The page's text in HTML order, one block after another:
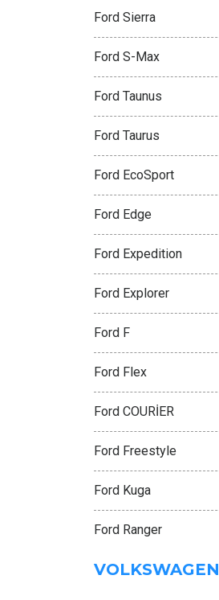
Ford Sierra
Ford S-Max
Ford Taunus
Ford Taurus
Ford EcoSport
Ford Edge
Ford Expedition
Ford Explorer
Ford F
Ford Flex
Ford COURİER
Ford Freestyle
Ford Kuga
Ford Ranger
VOLKSWAGEN